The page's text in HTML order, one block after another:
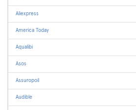
Aliexpress
America Today
Aqualibi
Asos
Assuropoil
Audible